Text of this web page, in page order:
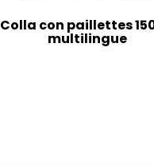
Colla con paillettes
multilingue